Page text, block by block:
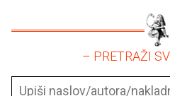
– PRETRAŽI